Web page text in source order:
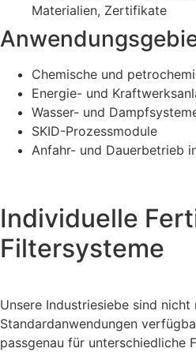
Materialien, Zertifikate
Chemische und
Energie- und
Wasser- und
SKID-Prozessmodule
Anfahr- und Dauerbetrieb
Individuelle
Filtersysteme
Unsere Industriesiebe sind nicht
Standardanwendungen
passgenau für unterschiedliche